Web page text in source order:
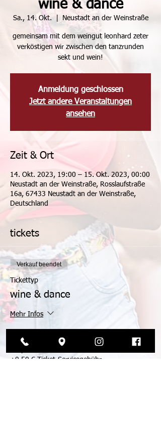
wine & dance
Sa., 14. Okt.
  |
Neustadt an der Weinstraße
gemeinsam mit dem weingut leonhard zeter
verköstigen wir zwischen den tanzrunden
sekt und wein!
Anmeldung geschlossen
Jetzt andere Veranstaltungen
ansehen
Zeit & Ort
14. Okt. 2023, 19:00 – 15. Okt. 2023, 00:00
Neustadt an der Weinstraße, Rosslaufstraße
16a, 67433 Neustadt an der Weinstraße,
Deutschland
tickets
Verkauf beendet
Tickettyp
wine & dance
Mehr Infos
19,90 €
+0,50 € Ticket-Servicegebühr